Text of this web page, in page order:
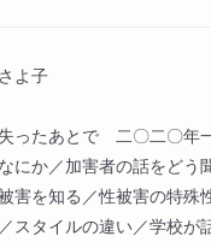
よ子
ったあとで 二〇二〇年
にか／加害者の話をどう
害を知る／性被害の特殊
スタイルの違い／学校が